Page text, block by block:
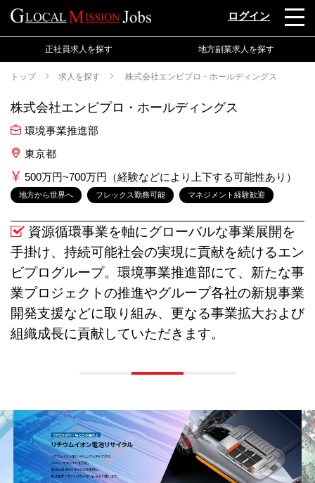
ログイン
正社員求人を探す 地方副業求人を探す
トップ 求人を探す 株式会社エンビプロ・ホールディングス
株式会社エンビプロ・ホールディングス
環境事業推進部
東京都
500万円~700万円（経験などにより上下する可能性あり）
地方から世界へ フレックス勤務可能 マネジメント経験歓迎
資源循環事業を軸にグローバルな事業展開を
手掛け、持続可能社会の実現に貢献を続けるエン
ビプログループ。環境事業推進部にて、新たな事
業プロジェクトの推進やグループ各社の新規事業
開発支援などに取り組み、更なる事業拡大および
組織成長に貢献していただきます。